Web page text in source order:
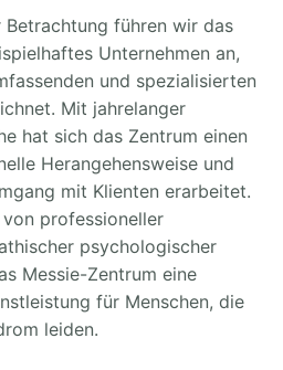
Betrachtung führen wir das
Unternehmen an,
und spezialisierten
Mit jahrelanger
hat sich das Zentrum einen
Herangehensweise und
mit Klienten erarbeitet.
professioneller
psychologischer
Messie-Zentrum eine
für Menschen, die
leiden.